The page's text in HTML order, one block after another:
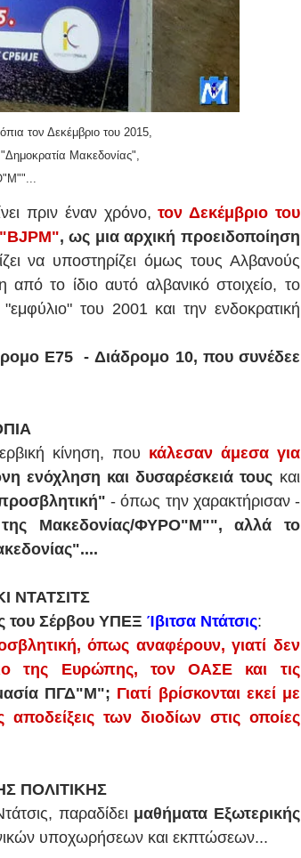
τον Δεκέμβριο του 2015,
Μακεδονίας",
πριν έναν χρόνο,τον Δεκέμβριο του
"BJPM", ως μια αρχική προειδοποίηση
να υποστηρίζει όμως τους Αλβανούς
το ίδιο αυτό αλβανικό στοιχείο, το
του 2001 και την ενδοκρατική
E75 - Διάδρομο 10, που συνέδεε
κίνηση, που κάλεσαν άμεσα για
ενόχληση και δυσαρέσκειά τους και
- όπως την χαρακτήρισαν -
της Μακεδονίας/ΦΥΡΟ"Μ"", αλλά το
ΝΤΑΤΣΙΤΣ
του Σέρβου ΥΠΕΞ Ίβιτσα Ντάτσις:
όπως αναφέρουν, γιατί δεν
της Ευρώπης, τον ΟΑΣΕ και τις
ΠΓΔ"Μ"; Γιατί βρίσκονται εκεί με
των διοδίων στις οποίες
ΠΟΛΙΤΙΚΗΣ
παραδίδειμαθήματα Εξωτερικής
υποχωρήσεων και εκπτώσεων...